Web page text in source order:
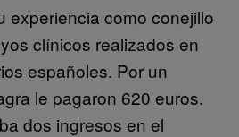
experiencia como conejillo
clínicos realizados en
españoles. Por un
le pagaron 620 euros.
dos ingresos en el